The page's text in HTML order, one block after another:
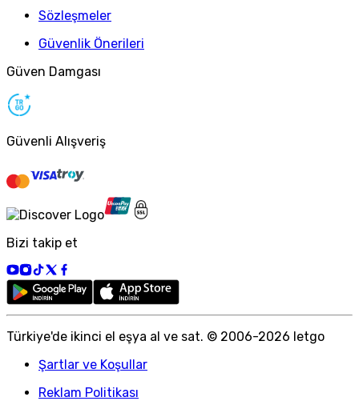
Sözleşmeler
Güvenlik Önerileri
Güven Damgası
Güvenli Alışveriş
Bizi takip et
Türkiye'de ikinci el eşya al ve sat. © 2006-2026 letgo
Şartlar ve Koşullar
Reklam Politikası